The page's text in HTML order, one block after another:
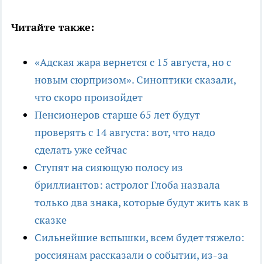
Читайте также:
«Адская жара вернется с 15 августа, но с
новым сюрпризом». Синоптики сказали,
что скоро произойдет
Пенсионеров старше 65 лет будут
проверять с 14 августа: вот, что надо
сделать уже сейчас
Ступят на сияющую полосу из
бриллиантов: астролог Глоба назвала
только два знака, которые будут жить как в
сказке
Сильнейшие вспышки, всем будет тяжело:
россиянам рассказали о событии, из-за